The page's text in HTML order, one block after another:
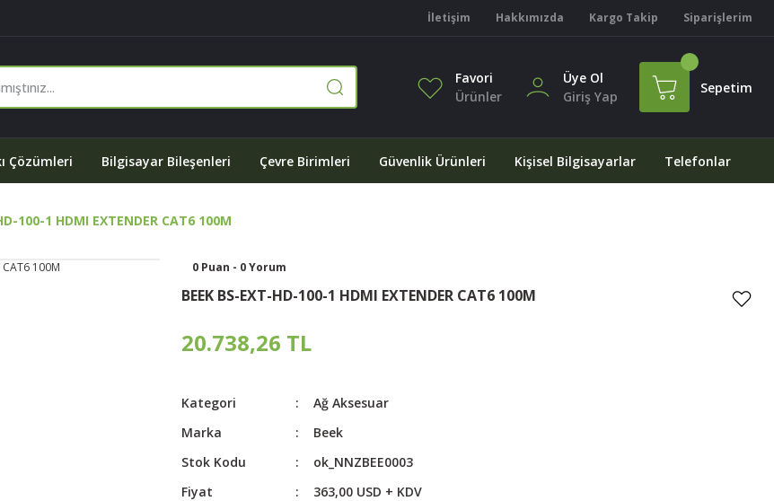
İletişim Hakkımızda Kargo Takip Siparişlerim
Favori
Ürünler
Üye Ol
Giriş Yap
Sepetim
Çözümleri Bilgisayar Bileşenleri Çevre Birimleri Güvenlik Ürünleri Kişisel Bilgisayarlar Telefonlar
100-1 HDMI EXTENDER CAT6 100M
0 Puan - 0 Yorum
BEEK BS-EXT-HD-100-1 HDMI EXTENDER CAT6 100M
20.738,26 TL
Kategori
Ağ Aksesuar
Marka
Beek
Stok Kodu
ok_NNZBEE0003
Fiyat
363,00 USD + KDV